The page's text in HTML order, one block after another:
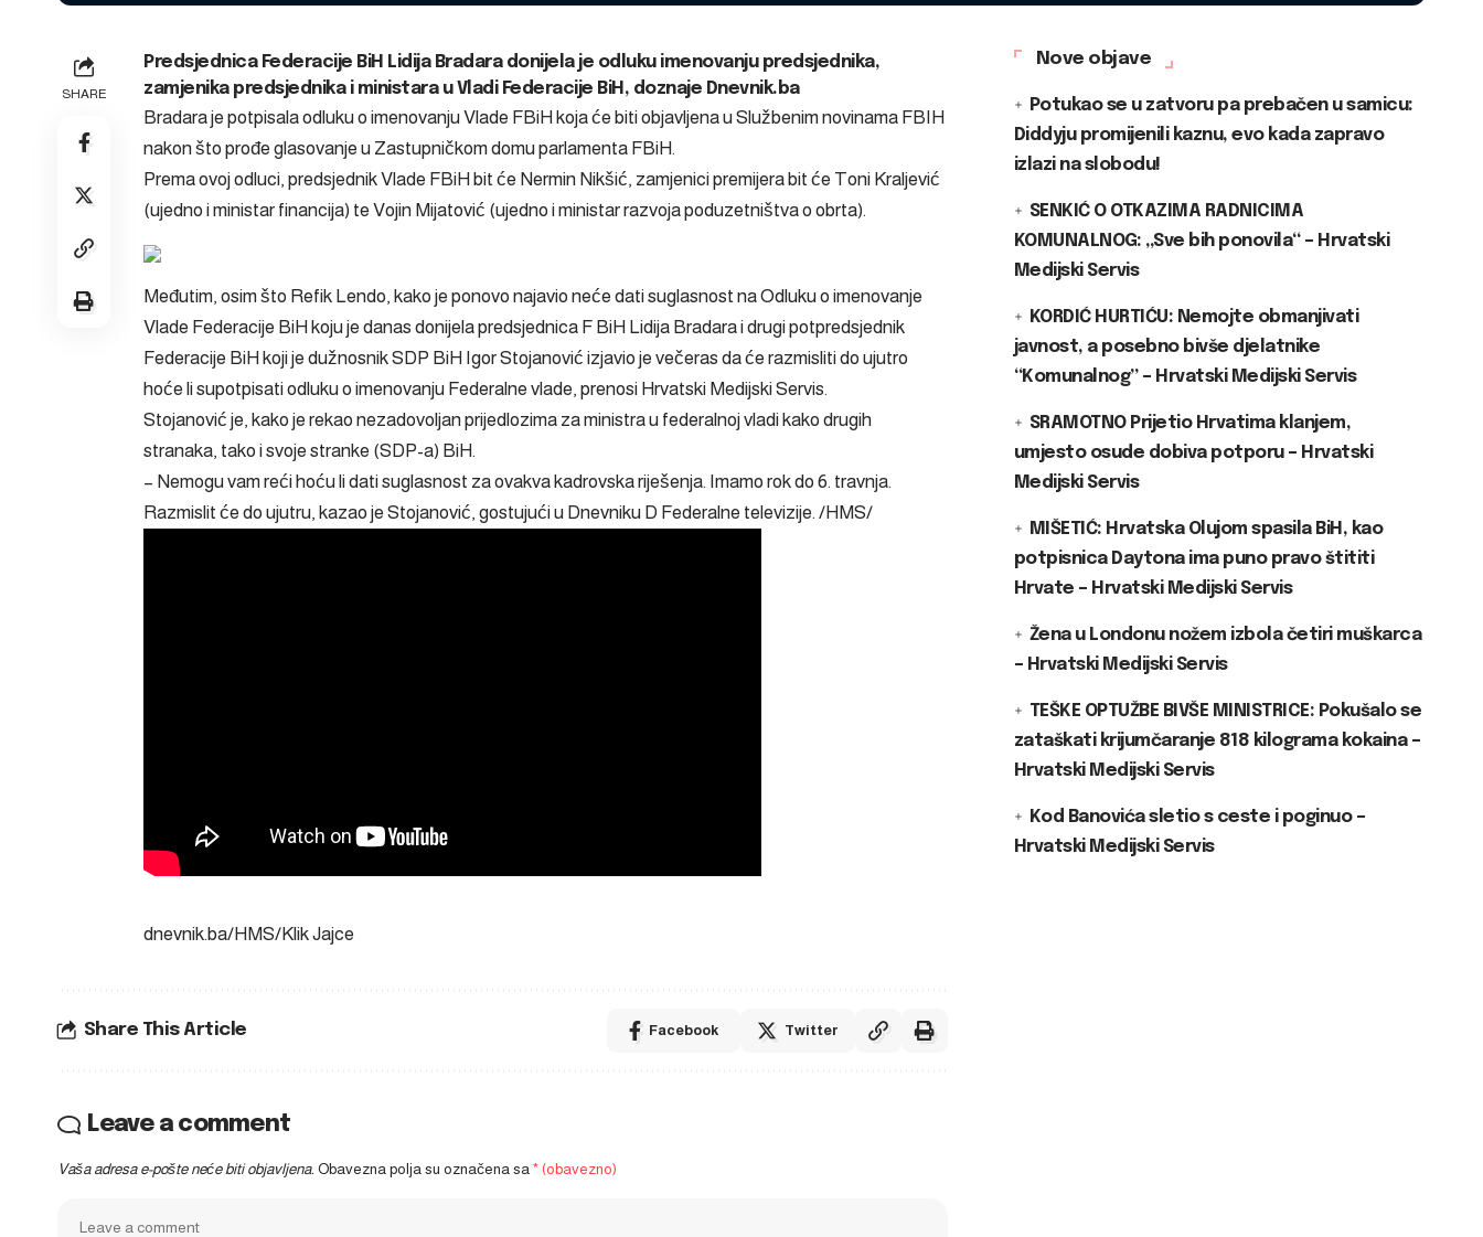
SHARE
Predsjednica Federacije BiH Lidija Bradara donijela je odluku imenovanju predsjednika,
zamjenika predsjednika i ministara u Vladi Federacije BiH, doznaje Dnevnik.ba
Bradara je potpisala odluku o imenovanju Vlade FBiH koja će biti objavljena u Službenim novinama FBIH
nakon što prođe glasovanje u Zastupničkom domu parlamenta FBiH.
Prema ovoj odluci, predsjednik Vlade FBiH bit će Nermin Nikšić, zamjenici premijera bit će Toni Kraljević
(ujedno i ministar financija) te Vojin Mijatović (ujedno i ministar razvoja poduzetništva o obrta).
Međutim, osim što Refik Lendo, kako je ponovo najavio neće dati suglasnost na Odluku o imenovanje
Vlade Federacije BiH koju je danas donijela predsjednica F BiH Lidija Bradara i drugi potpredsjednik
Federacije BiH koji je dužnosnik SDP BiH Igor Stojanović izjavio je večeras da će razmisliti do ujutro
hoće li supotpisati odluku o imenovanju Federalne vlade, prenosi Hrvatski Medijski Servis.
Stojanović je, kako je rekao nezadovoljan prijedlozima za ministra u federalnoj vladi kako drugih
stranaka, tako i svoje stranke (SDP-a) BiH.
– Nemogu vam reći hoću li dati suglasnost za ovakva kadrovska riješenja. Imamo rok do 6. travnja.
Razmislit će do ujutru, kazao je Stojanović, gostujući u Dnevniku D Federalne televizije. /HMS/
dnevnik.ba/HMS/Klik Jajce
Share This Article Facebook Twitter
Leave a comment
Vaša adresa e-pošte neće biti objavljena. Obavezna polja su označena sa * (obavezno)
Nove objave
Potukao se u zatvoru pa prebačen u samicu:
Diddyju promijenili kaznu, evo kada zapravo
izlazi na slobodu!
SENKIĆ O OTKAZIMA RADNICIMA
KOMUNALNOG: „Sve bih ponovila“ – Hrvatski
Medijski Servis
KORDIĆ HURTIĆU: Nemojte obmanjivati
javnost, a posebno bivše djelatnike
“Komunalnog” – Hrvatski Medijski Servis
SRAMOTNO Prijetio Hrvatima klanjem,
umjesto osude dobiva potporu – Hrvatski
Medijski Servis
MIŠETIĆ: Hrvatska Olujom spasila BiH, kao
potpisnica Daytona ima puno pravo štititi
Hrvate – Hrvatski Medijski Servis
Žena u Londonu nožem izbola četiri muškarca
– Hrvatski Medijski Servis
TEŠKE OPTUŽBE BIVŠE MINISTRICE: Pokušalo se
zataškati krijumčaranje 818 kilograma kokaina –
Hrvatski Medijski Servis
Kod Banovića sletio s ceste i poginuo –
Hrvatski Medijski Servis